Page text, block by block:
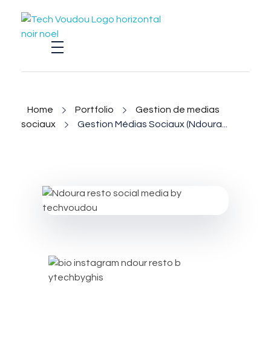
Home Portfolio
Gestion de medias
sociaux
Gestion Médias Sociaux (Ndoura...